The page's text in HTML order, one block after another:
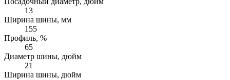
13
Ширина шины, мм
155
Профиль, %
65
Диаметр шины, дюйм
21
Ширина шины, дюйм